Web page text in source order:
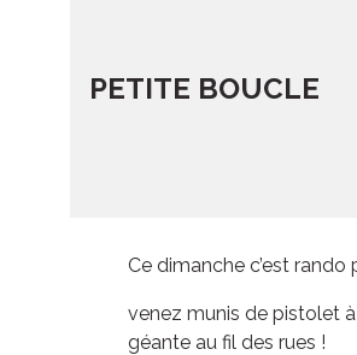
PETITE BOUCLE
Ce dimanche c’est rando
venez munis de pistolet
géante au fil des rues !